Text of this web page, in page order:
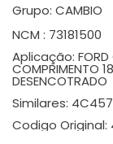
Grupo: CAMBIO
NCM : 73181500
Aplicação: FORD
COMPRIMENTO
DESENCOTRADO
Similares:
Codigo Original: